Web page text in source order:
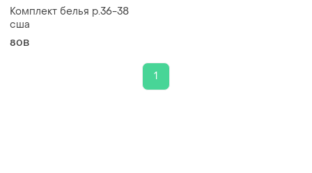
Комплект белья р.36-38
сша
80B
1